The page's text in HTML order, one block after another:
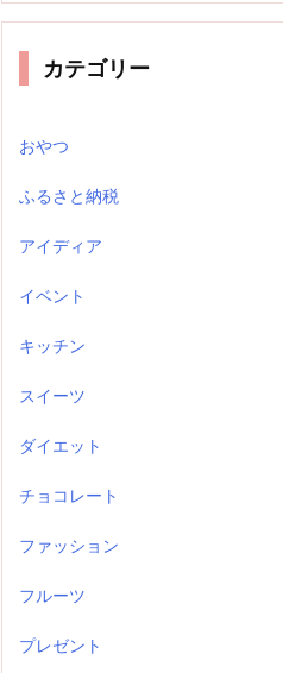
カテゴリー
おやつ
ふるさと納税
アイディア
イベント
キッチン
スイーツ
ダイエット
チョコレート
ファッション
フルーツ
プレゼント